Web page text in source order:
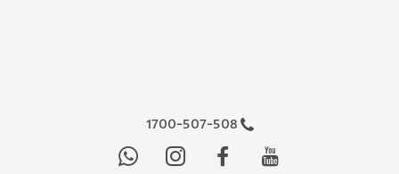
1700-507-508